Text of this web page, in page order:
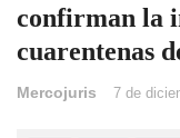
confirman la
cuarentenas
Mercojuris 7 de